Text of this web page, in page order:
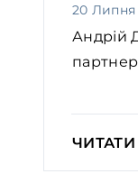
20 Липня
Андрій
ЧИТАТИ